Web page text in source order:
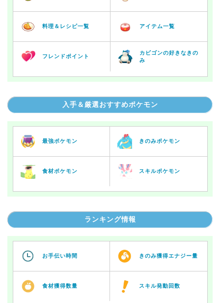
料理＆レシピ一覧 アイテム一覧
フレンドポイント
カビゴンの好きなきの
み
入手＆厳選おすすめポケモン
最強ポケモン きのみポケモン
食材ポケモン スキルポケモン
ランキング情報
お手伝い時間 きのみ獲得エナジー量
食材獲得数量 スキル発動回数